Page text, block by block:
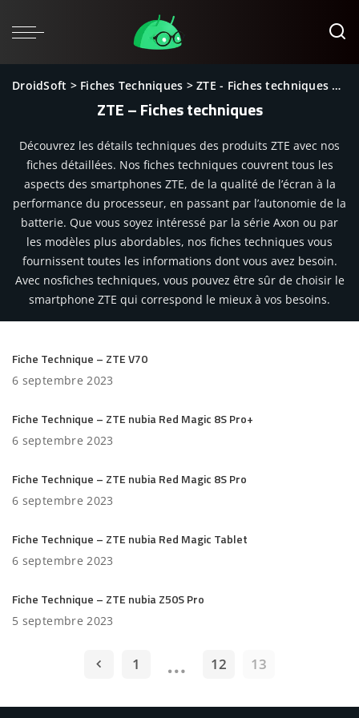
DroidSoft > Fiches Techniques >ZTE - Fiches techniques
ZTE – Fiches techniques
Découvrez les détails techniques des produits ZTE avec nos
fiches détaillées. Nos fiches techniques couvrent tous les
aspects des smartphones ZTE, de la qualité de l’écran à la
performance du processeur, en passant par l’autonomie de la
batterie. Que vous soyez intéressé par la série Axon ou par
les modèles plus abordables, nos fiches techniques vous
fournissent toutes les informations dont vous avez besoin.
Avec nosfiches techniques, vous pouvez être sûr de choisir le
smartphone ZTE qui correspond le mieux à vos besoins.
Fiche Technique – ZTE V70
6 septembre 2023
Fiche Technique – ZTE nubia Red Magic 8S Pro+
6 septembre 2023
Fiche Technique – ZTE nubia Red Magic 8S Pro
6 septembre 2023
Fiche Technique – ZTE nubia Red Magic Tablet
6 septembre 2023
Fiche Technique – ZTE nubia Z50S Pro
5 septembre 2023
1 … 12 13